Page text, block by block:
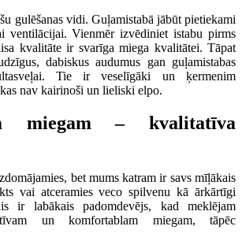
gulēšanas vidi. Guļamistabā jābūt pietiekami
ventilācijai. Vienmēr izvēdiniet istabu pirms
kvalitāte ir svarīga miega kvalitātei. Tāpat
dabiskus audumus gan guļamistabas
Tie ir veselīgāki un ķermenim
nav kairinoši un lieliski elpo.
miegam – kvalitatīva
bet mums katram ir savs mīļākais
vai atceramies veco spilvenu kā ārkārtīgi
ir labākais padomdevējs, kad meklējam
un komfortablam miegam, tāpēc